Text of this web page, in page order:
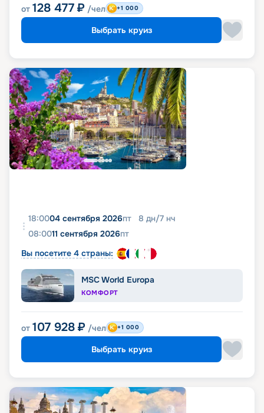
от 128 477 ₽ /чел +1 000
Выбрать круиз
18:0004 сентября 2026пт 8 дн/7 нч
08:0011 сентября 2026пт
Вы посетите 4 страны:
MSC World Europa
КОМФОРТ
от 107 928 ₽ /чел +1 000
Выбрать круиз